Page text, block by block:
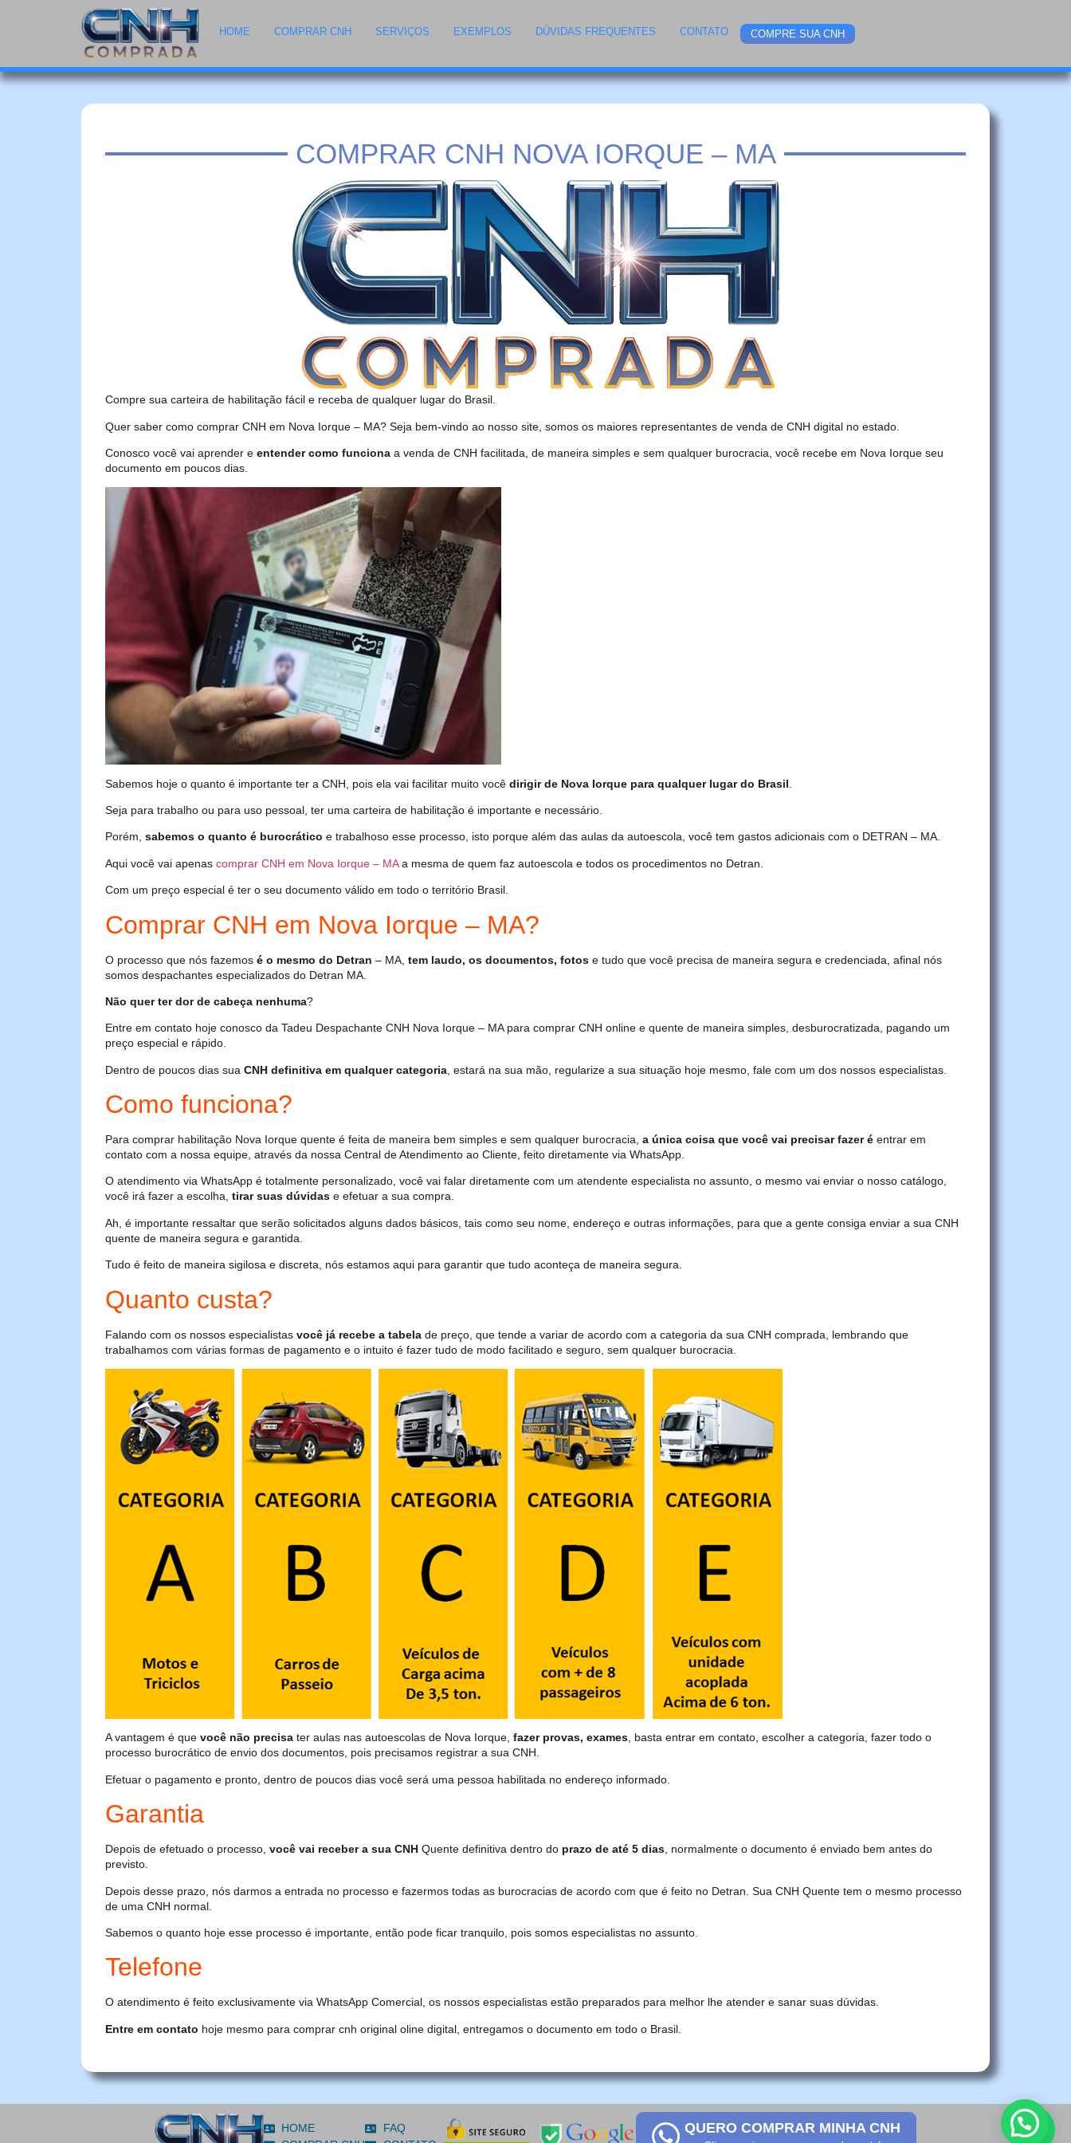
HOME COMPRAR CNH SERVIÇOS EXEMPLOS DÚVIDAS FREQUENTES CONTATO COMPRE SUA CNH
COMPRAR CNH NOVA IORQUE – MA
Compre sua carteira de habilitação fácil e receba de qualquer lugar do Brasil.
Quer saber como comprar CNH em Nova Iorque – MA? Seja bem-vindo ao nosso site, somos os maiores representantes de venda de CNH digital no estado.
Conosco você vai aprender e entender como funciona a venda de CNH facilitada, de maneira simples e sem qualquer burocracia, você recebe em Nova Iorque seu
documento em poucos dias.
Sabemos hoje o quanto é importante ter a CNH, pois ela vai facilitar muito você dirigir de Nova Iorque para qualquer lugar do Brasil
Seja para trabalho ou para uso pessoal, ter uma carteira de habilitação é importante e necessário.
Porém, sabemos o quanto é burocrático e trabalhoso esse processo, isto porque além das aulas da autoescola, você tem gastos adicionais com o DETRAN – MA.
Aqui você vai apenas comprar CNH em Nova Iorque – MAa mesma de quem faz autoescola e todos os procedimentos no Detran.
Com um preço especial é ter o seu documento válido em todo o território Brasil.
Comprar CNH em Nova Iorque – MA?
O processo que nós fazemos é o mesmo do Detran – MA, tem laudo, os documentos, fotos e tudo que você precisa de maneira segura e credenciada, afinal nós
somos despachantes especializados do Detran MA.
Não quer ter dor de cabeça nenhuma?
Entre em contato hoje conosco da Tadeu Despachante CNH Nova Iorque – MA para comprar CNH online e quente de maneira simples, desburocratizada, pagando um
preço especial e rápido.
Dentro de poucos dias sua CNH definitiva em qualquer categoria , estará na sua mão, regularize a sua situação hoje mesmo, fale com um dos nossos especialistas.
Como funciona?
Para comprar habilitação Nova Iorque quente é feita de maneira bem simples e sem qualquer burocracia, a única coisa que você vai precisar fazer é entrar em
contato com a nossa equipe, através da nossa Central de Atendimento ao Cliente, feito diretamente via WhatsApp.
O atendimento via WhatsApp é totalmente personalizado, você vai falar diretamente com um atendente especialista no assunto, o mesmo vai enviar o nosso catálogo,
você irá fazer a escolha, tirar suas dúvidas e efetuar a sua compra.
Ah, é importante ressaltar que serão solicitados alguns dados básicos, tais como seu nome, endereço e outras informações, para que a gente consiga enviar a sua CNH
quente de maneira segura e garantida.
Tudo é feito de maneira sigilosa e discreta, nós estamos aqui para garantir que tudo aconteça de maneira segura.
Quanto custa?
Falando com os nossos especialistas você já recebe a tabela de preço, que tende a variar de acordo com a categoria da sua CNH comprada, lembrando que
trabalhamos com várias formas de pagamento e o intuito é fazer tudo de modo facilitado e seguro, sem qualquer burocracia.
A vantagem é que você não precisa ter aulas nas autoescolas de Nova Iorque, fazer provas, exames, basta entrar em contato, escolher a categoria, fazer todo o
processo burocrático de envio dos documentos, pois precisamos registrar a sua CNH.
Efetuar o pagamento e pronto, dentro de poucos dias você será uma pessoa habilitada no endereço informado.
Garantia
Depois de efetuado o processo, você vai receber a sua CNH Quente definitiva dentro do prazo de até 5 dias, normalmente o documento é enviado bem antes do
previsto.
Depois desse prazo, nós darmos a entrada no processo e fazermos todas as burocracias de acordo com que é feito no Detran. Sua CNH Quente tem o mesmo processo
de uma CNH normal.
Sabemos o quanto hoje esse processo é importante, então pode ficar tranquilo, pois somos especialistas no assunto.
Telefone
O atendimento é feito exclusivamente via WhatsApp Comercial, os nossos especialistas estão preparados para melhor lhe atender e sanar suas dúvidas.
Entre em contato hoje mesmo para comprar cnh original oline digital, entregamos o documento em todo o Brasil.
HOME
FAQ
QUERO COMPRAR MINHA CNH